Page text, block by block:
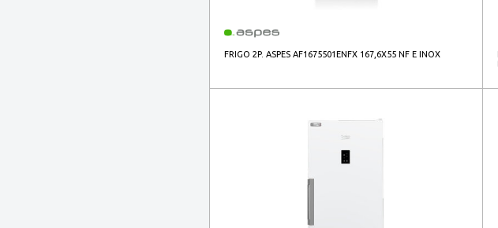
FRIGO 2P. ASPES AF1675501ENFX 167,6X55 NF E INOX